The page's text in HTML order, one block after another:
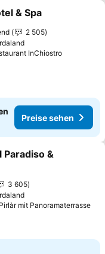
hinzufügen
& Spa
2 505
InChiostroPreise
Preise sehen
hinzufügen
&
3 605
mit Panoramaterrasse